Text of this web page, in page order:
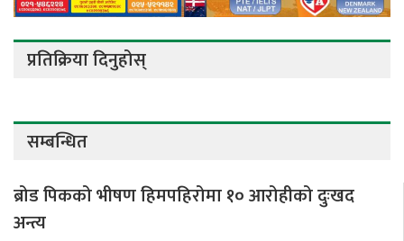
प्रतिक्रिया दिनुहोस्
सम्बन्धित
ब्रोड पिकको भीषण हिमपहिरोमा १० आरोहीको दुःखद
अन्त्य